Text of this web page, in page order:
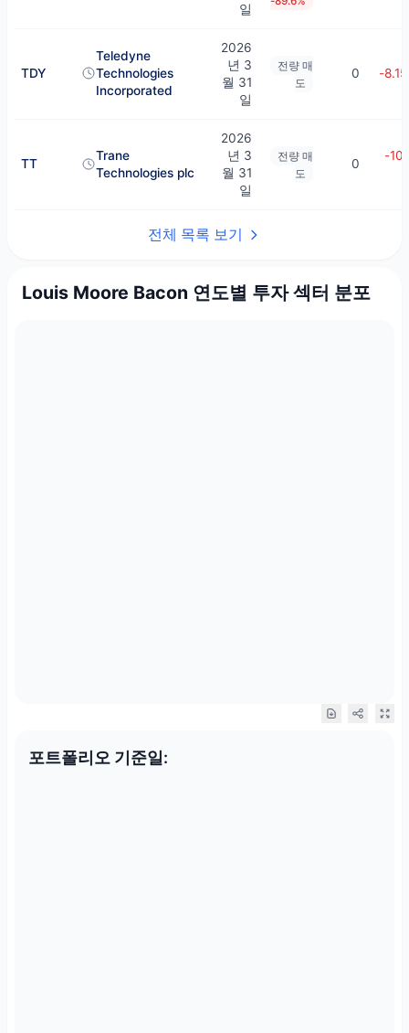
일
TDY
Teledyne
Technologies
Incorporated
2026
년 3
월 31
일
전량 매
도
0 -
TT
Trane
Technologies plc
2026
년 3
월 31
일
전량 매
도
0
-
전체 목록 보기
Louis Moore Bacon 연도별 투자 섹터 분포
포트폴리오 기준일: